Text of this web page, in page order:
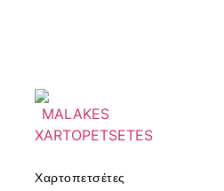
Χαρτοπετσέτες